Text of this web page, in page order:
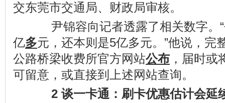
交东莞市交通局、财政局审核。
尹锦容向记者透露了相关数字。“
亿多元，还本则是5亿多元。”他说，完
公路桥梁收费所官方网站公布 ，届时或
可留意，或直接到上述网站查询。
2 谈一卡通：刷卡优惠估计会延